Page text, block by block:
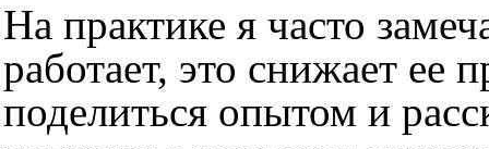
На практике я часто
работает, это снижает ее
поделиться опытом и